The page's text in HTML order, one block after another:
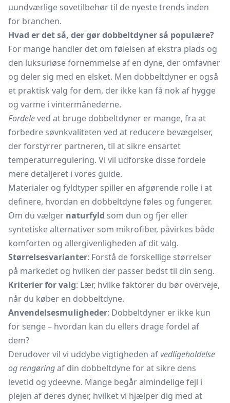
uundværlige sovetilbehør til de nyeste trends inden
for branchen.
Hvad er det så, der gør dobbeltdyner så populære?
For mange handler det om følelsen af ekstra plads og
den luksuriøse fornemmelse af en dyne, der omfavner
og deler sig med en elsket. Men dobbeltdyner er også
et praktisk valg for dem, der ikke kan få nok af hygge
og varme i vintermånederne.
Fordeleved at bruge dobbeltdyner er mange, fra at
forbedre søvnkvaliteten ved at reducere bevægelser,
der forstyrrer partneren, til at sikre ensartet
temperaturregulering. Vi vil udforske disse fordele
mere detaljeret i vores guide.
Materialer og fyldtyper spiller en afgørende rolle i at
definere, hvordan en dobbeltdyne føles og fungerer.
Om du vælger naturfyld som dun og fjer eller
syntetiske alternativer som mikrofiber, påvirkes både
komforten og allergivenligheden af dit valg.
Størrelsesvarianter: Forstå de forskellige størrelser
på markedet og hvilken der passer bedst til din seng.
Kriterier for valg: Lær, hvilke faktorer du bør overveje,
når du køber en dobbeltdyne.
Anvendelsesmuligheder: Dobbeltdyner er ikke kun
for senge – hvordan kan du ellers drage fordel af
dem?
Derudover vil vi uddybe vigtigheden afvedligeholdelse
og rengøringaf din dobbeltdyne for at sikre dens
levetid og ydeevne. Mange begår almindelige fejl i
plejen af deres dyner, hvilket vi hjælper dig med at